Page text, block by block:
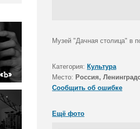
Музей "Дачная столица" в
Категория: Культура
Место: Россия,
Сообщить об ошибке
Ещё фото